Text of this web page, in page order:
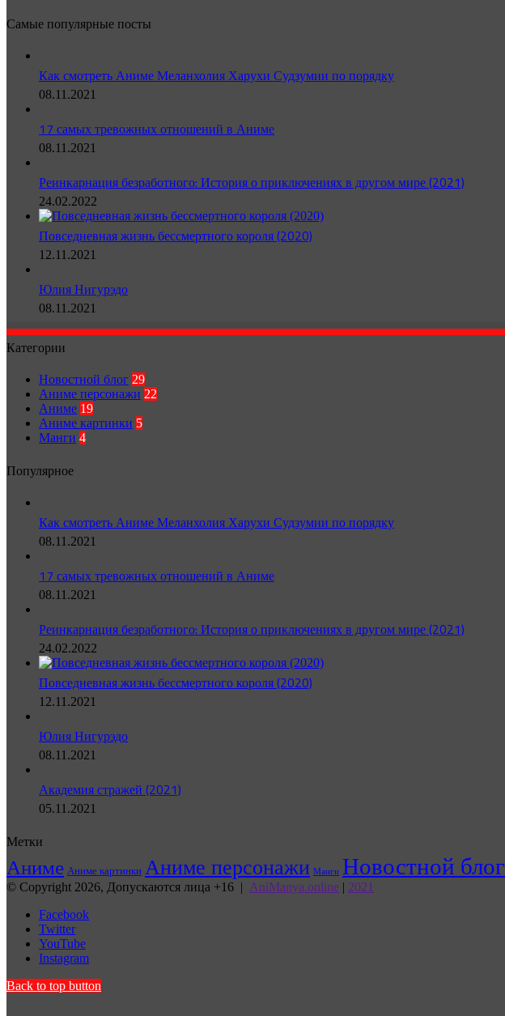
Самые популярные посты
Как смотреть Аниме Меланхолия Харухи Судзумии по порядку
08.11.2021
17 самых тревожных отношений в Аниме
08.11.2021
Реинкарнация безработного: История о приключениях в другом мире (2021)
24.02.2022
Повседневная жизнь бессмертного короля (2020)
12.11.2021
Юлия Нигурэдо
08.11.2021
Категории
Новостной блог 29
Аниме персонажи 22
Аниме 19
Аниме картинки 5
Манги 4
Популярное
Как смотреть Аниме Меланхолия Харухи Судзумии по порядку
08.11.2021
17 самых тревожных отношений в Аниме
08.11.2021
Реинкарнация безработного: История о приключениях в другом мире (2021)
24.02.2022
Повседневная жизнь бессмертного короля (2020)
12.11.2021
Юлия Нигурэдо
08.11.2021
Академия стражей (2021)
05.11.2021
Метки
Аниме Аниме картинки Аниме персонажи Манги Новостной блог
© Copyright 2026, Допускаются лица +16 | AniManya.online | 2021
Facebook
Twitter
YouTube
Instagram
Back to top button